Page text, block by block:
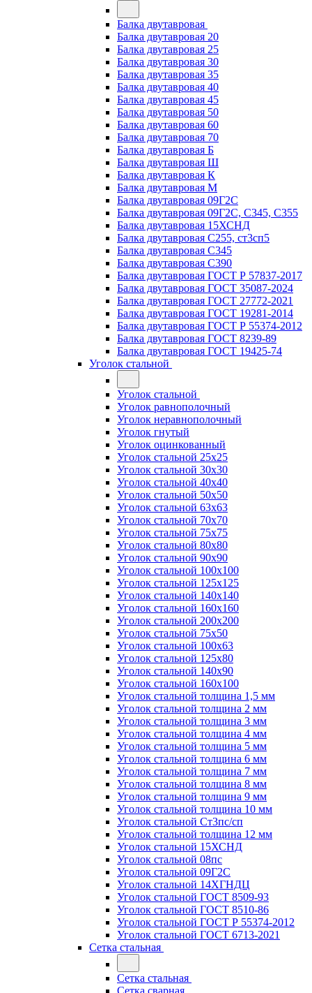
Балка двутавровая
Балка двутавровая 20
Балка двутавровая 25
Балка двутавровая 30
Балка двутавровая 35
Балка двутавровая 40
Балка двутавровая 45
Балка двутавровая 50
Балка двутавровая 60
Балка двутавровая 70
Балка двутавровая Б
Балка двутавровая Ш
Балка двутавровая К
Балка двутавровая М
Балка двутавровая 09Г2С
Балка двутавровая 09Г2С, С345, С355
Балка двутавровая 15ХСНД
Балка двутавровая С255, ст3сп5
Балка двутавровая С345
Балка двутавровая С390
Балка двутавровая ГОСТ Р 57837-2017
Балка двутавровая ГОСТ 35087-2024
Балка двутавровая ГОСТ 27772-2021
Балка двутавровая ГОСТ 19281-2014
Балка двутавровая ГОСТ Р 55374-2012
Балка двутавровая ГОСТ 8239-89
Балка двутавровая ГОСТ 19425-74
Уголок стальной
Уголок стальной
Уголок равнополочный
Уголок неравнополочный
Уголок гнутый
Уголок оцинкованный
Уголок стальной 25х25
Уголок стальной 30х30
Уголок стальной 40х40
Уголок стальной 50х50
Уголок стальной 63х63
Уголок стальной 70х70
Уголок стальной 75х75
Уголок стальной 80х80
Уголок стальной 90х90
Уголок стальной 100х100
Уголок стальной 125х125
Уголок стальной 140х140
Уголок стальной 160х160
Уголок стальной 200х200
Уголок стальной 75х50
Уголок стальной 100х63
Уголок стальной 125х80
Уголок стальной 140х90
Уголок стальной 160х100
Уголок стальной толщина 1,5 мм
Уголок стальной толщина 2 мм
Уголок стальной толщина 3 мм
Уголок стальной толщина 4 мм
Уголок стальной толщина 5 мм
Уголок стальной толщина 6 мм
Уголок стальной толщина 7 мм
Уголок стальной толщина 8 мм
Уголок стальной толщина 9 мм
Уголок стальной толщина 10 мм
Уголок стальной Ст3пс/сп
Уголок стальной толщина 12 мм
Уголок стальной 15ХСНД
Уголок стальной 08пс
Уголок стальной 09Г2С
Уголок стальной 14ХГНДЦ
Уголок стальной ГОСТ 8509-93
Уголок стальной ГОСТ 8510-86
Уголок стальной ГОСТ Р 55374-2012
Уголок стальной ГОСТ 6713-2021
Сетка стальная
Сетка стальная
Сетка сварная